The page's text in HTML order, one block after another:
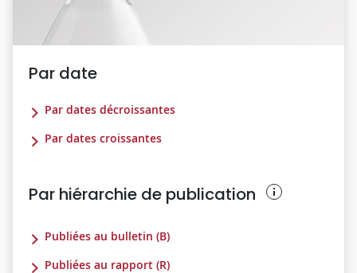
Par date
Par dates décroissantes
Par dates croissantes
Par hiérarchie de publication
Publiées au bulletin (B)
Publiées au rapport (R)